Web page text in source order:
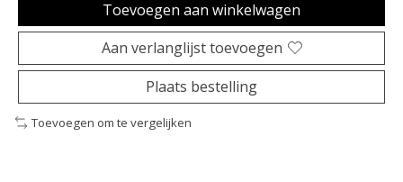
Toevoegen aan winkelwagen
Aan verlanglijst toevoegen
Plaats bestelling
Toevoegen om te vergelijken